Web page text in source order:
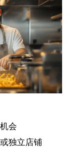
会
独立店铺